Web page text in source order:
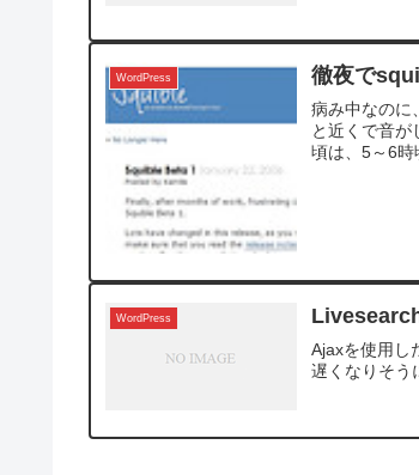
WordPress 徹夜で
病み中なのに
と近くで音
頃は、5～6時
WordPress
Ajaxを使用し
遅くなりそう